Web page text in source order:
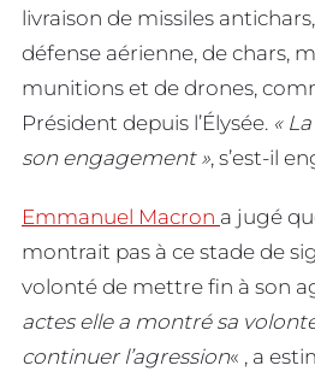
livraison de missiles
défense aérienne, de chars,
munitions et de drones,
Président depuis l’Élysée. «
son engagement », s’est-il
Emmanuel Macron a jugé
montrait pas à ce stade de
volonté de mettre fin à son
actes elle a montré sa
continuer l’agression« , a